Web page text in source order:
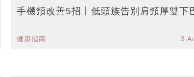
手機頸改善5招丨低頭族告別肩頸厚雙下
健康指南 3